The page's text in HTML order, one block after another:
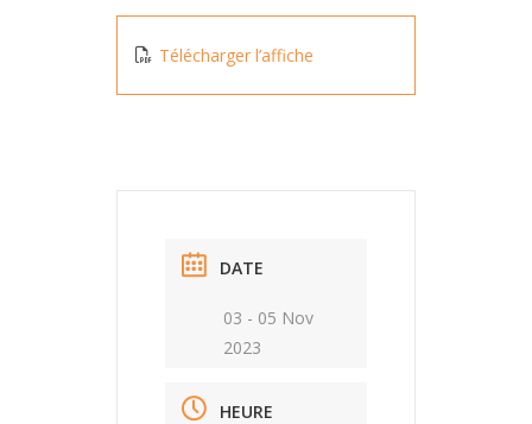
Télécharger l’affiche
DATE
03 - 05 Nov
2023
HEURE